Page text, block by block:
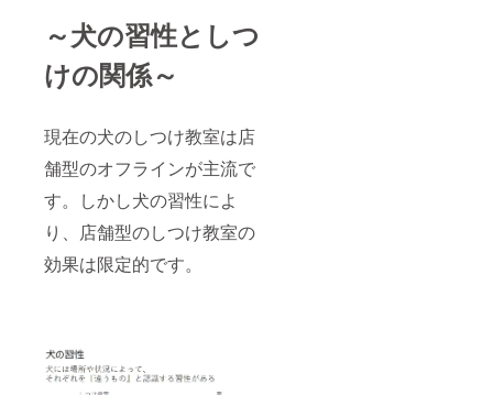
～犬の習性としつ
けの関係～
現在の犬のしつけ教室は店
舗型のオフラインが主流で
す。しかし犬の習性によ
り、店舗型のしつけ教室の
効果は限定的です。